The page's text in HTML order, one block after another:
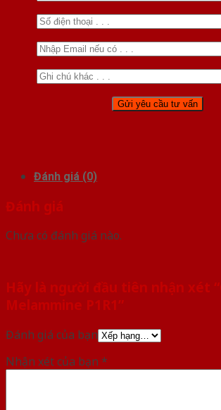
Đánh giá (0)
Đánh giá
Chưa có đánh giá nào.
Hãy là người đầu tiên nhận xét
Melammine P1R1”
Đánh giá của bạn
Nhận xét của bạn *